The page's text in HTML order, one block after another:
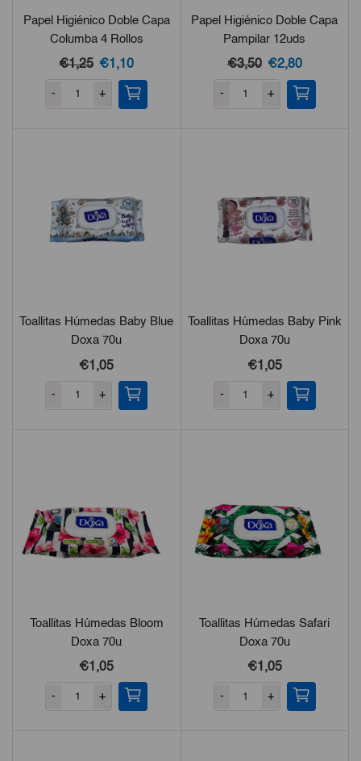
Papel Higiénico Doble Capa
Columba 4 Rollos
€1,25 El
precio
original
€1,10El
precio
actual
- +
Papel Higiénico Doble Capa
Pampilar 12uds
€3,50 El
precio
original
€2,80El
precio
actual
- +
Toallitas Húmedas Baby Blue
Doxa 70u
€1,05
- +
Toallitas Húmedas Baby Pink
Doxa 70u
€1,05
- +
Toallitas Húmedas Bloom
Doxa 70u
€1,05
- +
Toallitas Húmedas Safari
Doxa 70u
€1,05
- +